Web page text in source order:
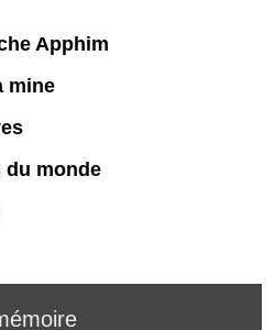
Apphim
mine
du monde